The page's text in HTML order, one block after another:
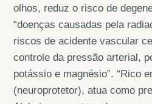
olhos, reduz o risco de
“doenças causadas pela
riscos de acidente vascular
controle da pressão arterial,
potássio e magnésio”. “Rico
(neuroprotetor), atua como